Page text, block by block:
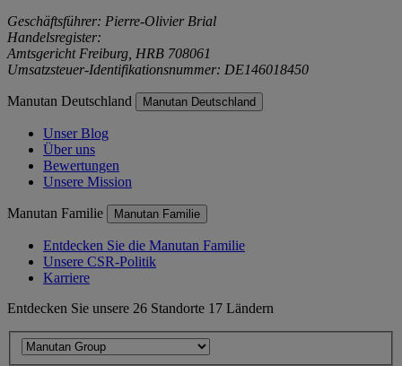
Geschäftsführer: Pierre-Olivier Brial
Handelsregister:
Amtsgericht Freiburg, HRB 708061
Umsatzsteuer-Identifikationsnummer: DE146018450
Manutan Deutschland Manutan Deutschland
Unser Blog
Über uns
Bewertungen
Unsere Mission
Manutan Familie Manutan Familie
Entdecken Sie die Manutan Familie
Unsere CSR-Politik
Karriere
Entdecken Sie unsere 26 Standorte 17 Ländern